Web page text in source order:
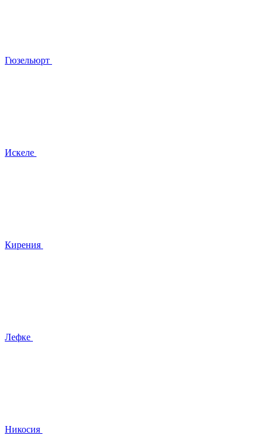
Гюзельюрт
Искеле
Кирения
Лефке
Никосия